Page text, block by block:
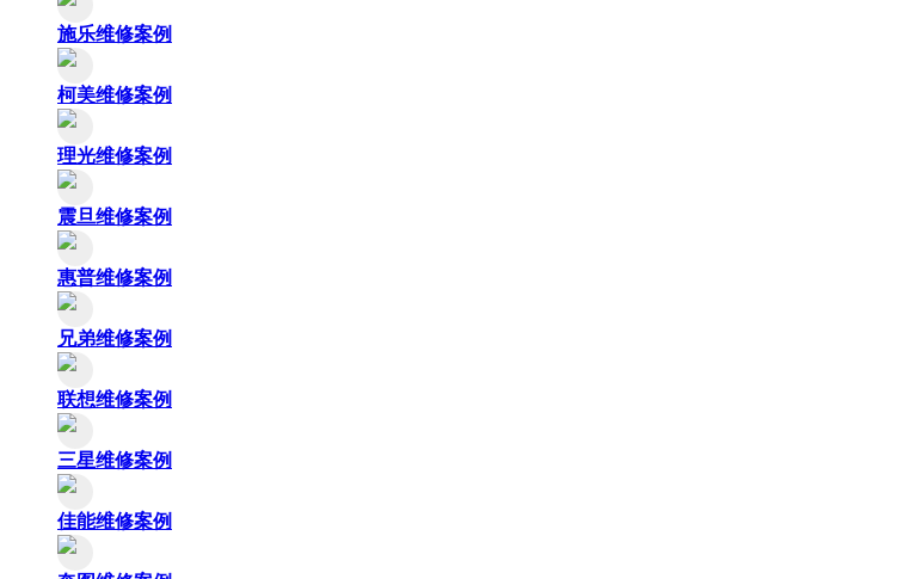
施乐维修案例
柯美维修案例
理光维修案例
震旦维修案例
惠普维修案例
兄弟维修案例
联想维修案例
三星维修案例
佳能维修案例